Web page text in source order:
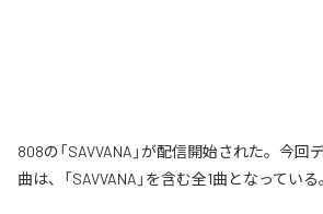
808の「SAVVANA」が配信開始された。今回
曲は、「SAVVANA」を含む全1曲となっている